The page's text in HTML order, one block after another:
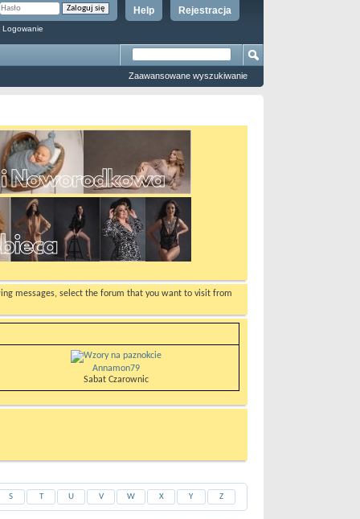
Rejestracja
Help
Logowanie
Zaawansowane wyszukiwanie
messages, select the forum that you want to visit from
Annamon79
Sabat Czarownic
S T U V W X Y Z